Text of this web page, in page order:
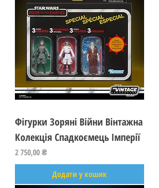
Фігурки Зоряні Війни Вінтажна
Колекція Спадкоємець Імперії
Ціна
2 750,00 ₴
Додати у кошик